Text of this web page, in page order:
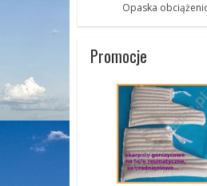
Opaska
Promocje